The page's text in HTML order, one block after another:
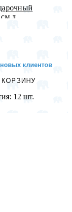
л...
клиентов
КОРЗИНУ
12 шт.